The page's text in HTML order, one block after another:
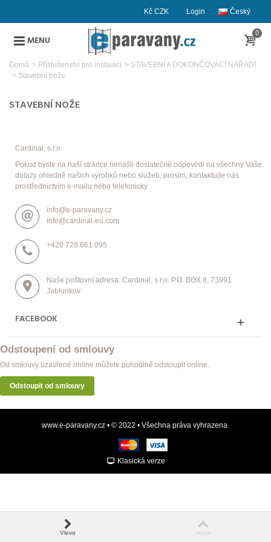
Český
Login
Kč CZK
MENU
0
Domů > Příslušenství pro instalaci > STAVEBNÍ A DOKONČOVACÍ NÁŘADÍ
> Stavební nože
STAVEBNÍ NOŽE
Cardinal, s.r.o.
Pokud byste na naší stránce nenašli dostatečně odpovědi na všechny Vaše
dotazy ohledně našich výrobků nebo služeb, prosím, kontaktujte nás
prostřednictvím e-mailu nebo telefonicky
info@e-paravany.cz
info@cardinal-eu.com
+420 728 661 095
Naše poštovní adresa: Cardinal, s.r.o. P.O. BOX 8, 73991
Jablunkov
FACEBOOK
Odstoupení od smlouvy
Od smlouvy uzavřené online můžete pohodlně odstoupit online.
Odstoupit od smlouvy
www.e-paravany.cz • © 2022 • Všechna práva vyhrazena.
Klasická verze
Vlevo Horní